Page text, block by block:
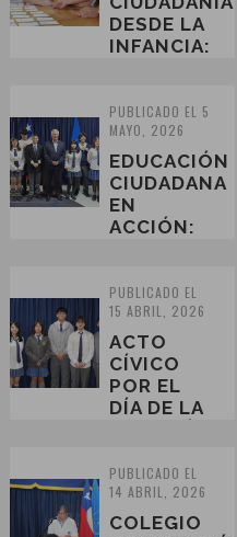
DESDE LA
INFANCIA:
BÁSICO
PARTIC...
PUBLICADO EL 5
MAYO, 2026
EDUCACIÓN
CIUDADANA
EN
ACCIÓN:
HUALQUI
RECIBE AL
SENA...
PUBLICADO EL
15 ABRIL, 2026
ACTO
CÍVICO
POR EL
DÍA DE LA
PUBLICADO EL
14 ABRIL, 2026
COLEGIO